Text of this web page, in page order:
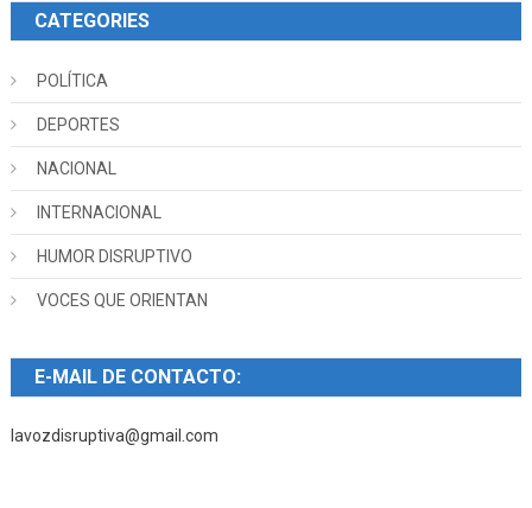
CATEGORIES
POLÍTICA
DEPORTES
NACIONAL
INTERNACIONAL
HUMOR DISRUPTIVO
VOCES QUE ORIENTAN
E-MAIL DE CONTACTO:
lavozdisruptiva@gmail.com